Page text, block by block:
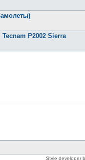
P2002 Sierra
Style developer